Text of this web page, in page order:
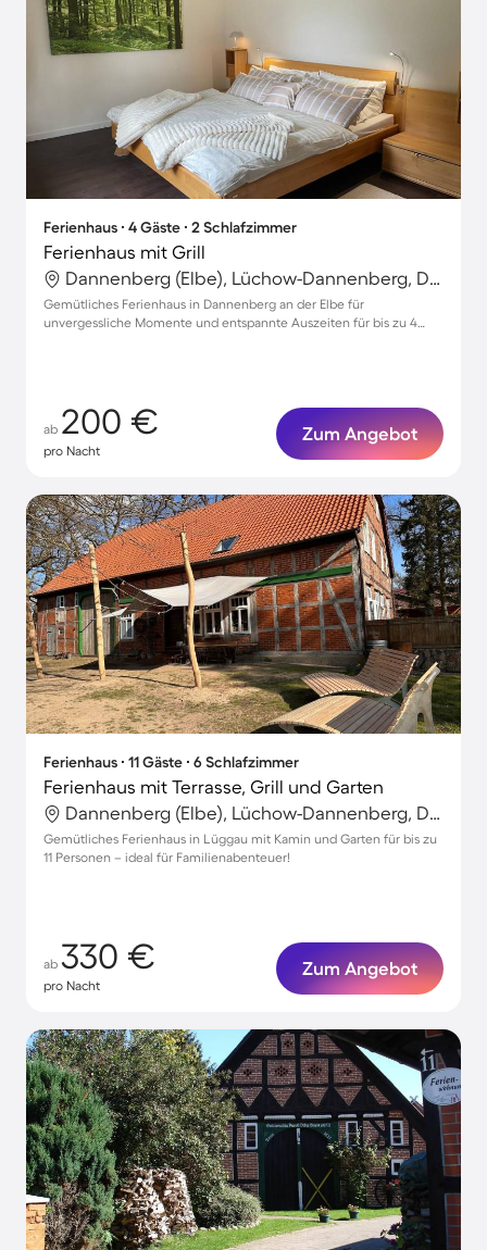
Ferienhaus ∙ 4 Gäste ∙ 2 Schlafzimmer
Ferienhaus mit Grill
Dannenberg (Elbe), Lüchow-Dannenberg, Deutschland
Gemütliches Ferienhaus in Dannenberg an der Elbe für
unvergessliche Momente und entspannte Auszeiten für bis zu 4
ab 200 €
pro Nacht
Zum Angebot
Ferienhaus ∙ 11 Gäste ∙ 6 Schlafzimmer
Ferienhaus mit Terrasse, Grill und Garten
Dannenberg (Elbe), Lüchow-Dannenberg, Deutschland
Gemütliches Ferienhaus in Lüggau mit Kamin und Garten für bis zu
11 Personen – ideal für Familienabenteuer!
ab 330 €
pro Nacht
Zum Angebot